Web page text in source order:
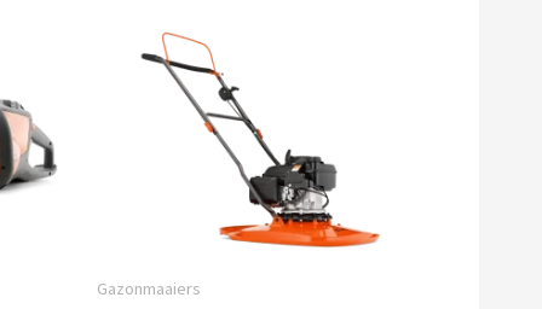
Gazonmaaiers